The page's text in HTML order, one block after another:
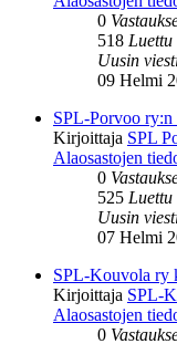
0
518 Luettu
Uusin
09 Helmi
SPL-Porvoo
Kirjoittaja SPL
Alaosastojen
0
525 Luettu
Uusin
07 Helmi
SPL-Kouvola ry
Kirjoittaja SPL-
Alaosastojen
0